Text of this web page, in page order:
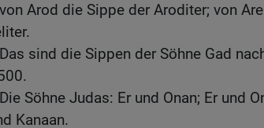
von Arod die Sippe der Aroditer; von
Das sind die Sippen der Söhne Gad
Die Söhne Judas: Er und Onan; Er und
Kanaan.